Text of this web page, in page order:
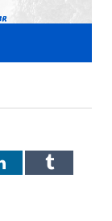
LinkedInTumblr